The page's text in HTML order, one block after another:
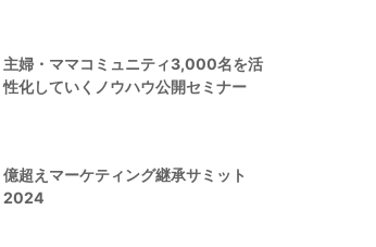
主婦・ママコミュニティ3,000名を活
性化していくノウハウ公開セミナー
億超えマーケティング継承サミット
2024